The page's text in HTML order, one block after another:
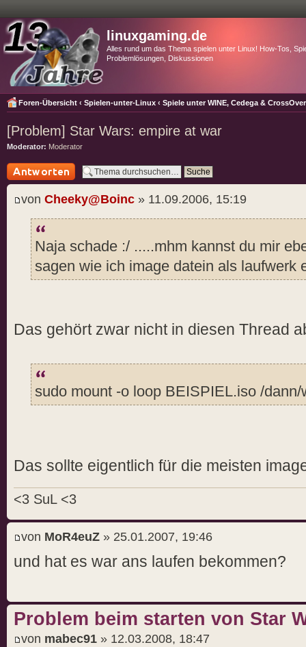
linuxgaming.de
Alles rund um das Thema spielen unter Linux! How-Tos,
Problemlösungen, Diskussionen
Foren-Übersicht ‹ Spielen-unter-Linux ‹ Spiele unter WINE, Cedega &
[Problem] Star Wars: empire at war
Moderator: Moderator
Antwort schreiben
von Cheeky@Boinc » 11.09.2006, 15:19
Naja schade :/ .....mhm kannst du mir
sagen wie ich image datein als laufwerk
Das gehört zwar nicht in diesen Thread
sudo mount -o loop BEISPIEL.iso /
Das sollte eigentlich für die meisten
<3 SuL <3
von MoR4euZ » 25.01.2007, 19:46
und hat es war ans laufen bekommen?
Problem beim starten von Star
von mabec91 » 12.03.2008, 18:47